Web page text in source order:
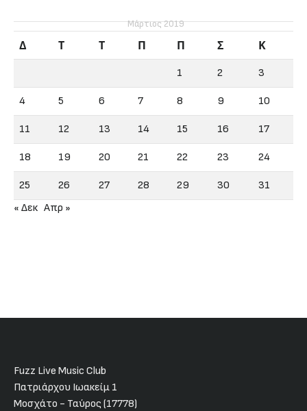
Μάρτιος 2019
Δ Τ Τ Π Π Σ Κ
1 2 3
4 5 6 7 8 9 10
11 12 13 14 15 16 17
18 19 20 21 22 23 24
25 26 27 28 29 30
31
« Δεκ Απρ »
Fuzz Live Music Club
Πατριάρχου Ιωακείμ 1
Μοσχάτο - Ταύρος (17778)